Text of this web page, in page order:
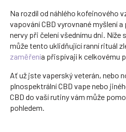
Na rozdíl od náhlého kofeinového
vapování CBD vyrovnané myšlení
nervy při čelení všednímu dni. Níže
může tento uklidňující ranní rituál
zaměřenía přispívají k celkovému
Ať už jste vaperský veterán, nebo
plnospektrální CBD vape nebo
CBD do vaší rutiny vám může
pohledem.